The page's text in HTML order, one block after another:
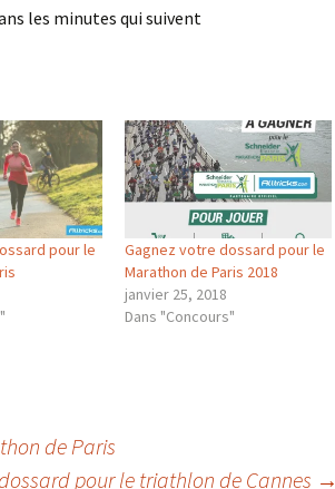
les minutes qui suivent
pour le
Gagnez votre dossard pour le
Marathon de Paris 2018
janvier 25, 2018
Dans "Concours"
de Paris
pour le triathlon de Cannes →